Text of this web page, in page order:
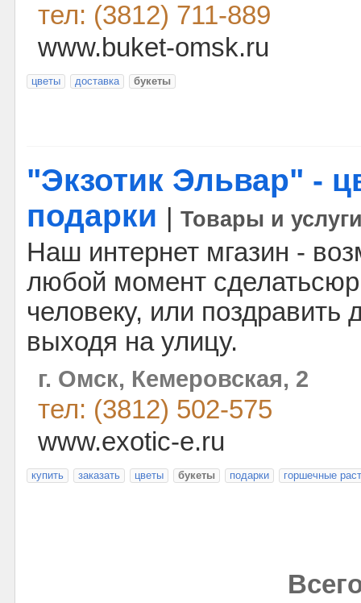
тел: (3812) 711-889
www.buket-omsk.ru
цветы доставка букеты
"Экзотик Эльвар" -
подарки
Товары и
Наш интернет мгазин -
любой момент
человеку, или поздравить
выходя на улицу.
г. Омск, Кемеровская, 2
тел: (3812) 502-575
www.exotic-e.ru
купить заказать цветы букеты подарки горшечные